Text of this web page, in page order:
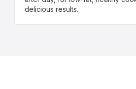
delicious results.